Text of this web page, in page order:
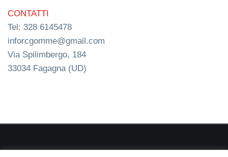
CONTATTI
Tel: 328 6145478
inforcgomme@gmail.com
Via Spilimbergo, 184
33034 Fagagna (UD)